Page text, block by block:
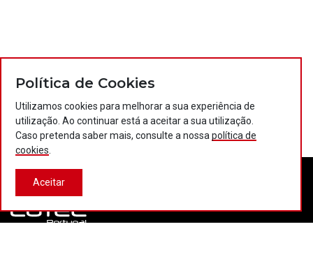
Política de Cookies
Utilizamos cookies para melhorar a sua experiência de
utilização. Ao continuar está a aceitar a sua utilização.
Caso pretenda saber mais, consulte a nossa política de
cookies
Aceitar